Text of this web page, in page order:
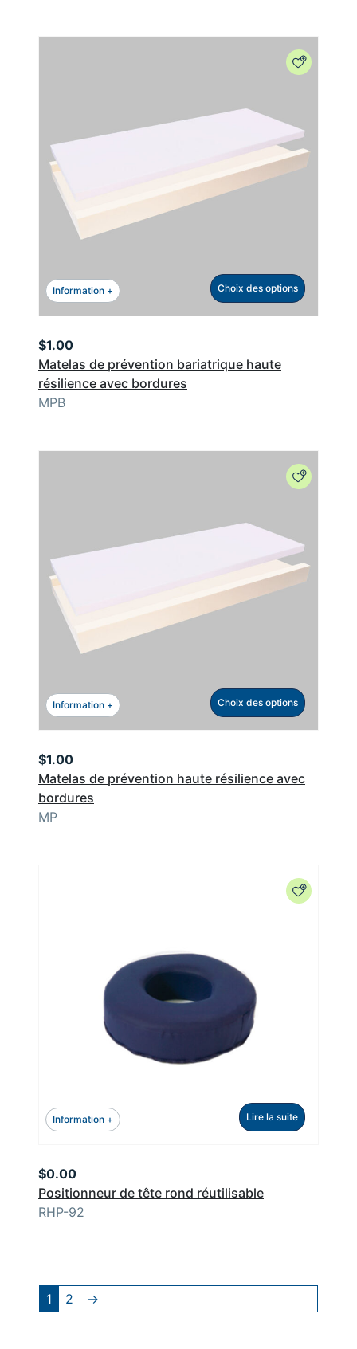
Information + Choix des options
Matelas de prévention bariatrique haute
résilience avec bordures
$1.00
MPB
Information + Choix des options
Matelas de prévention haute résilience avec
bordures
$1.00
MP
Information + Lire la suite
Positionneur de tête rond réutilisable
$0.00
RHP-92
1 2 →